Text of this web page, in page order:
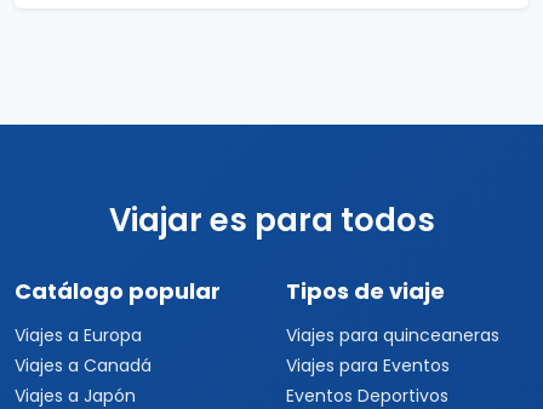
Viajar es para todos
Catálogo popular
Viajes a Europa
Viajes a Canadá
Viajes a Japón
Tipos de viaje
Viajes para quinceaneras
Viajes para Eventos
Eventos Deportivos